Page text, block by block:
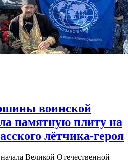
воинской
памятную плиту на
лётчика-героя
Великой Отечественной